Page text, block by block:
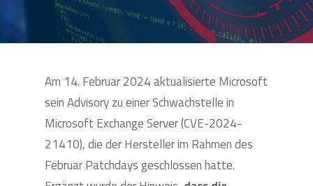
Am 14. Februar 2024 aktualisierte Microsoft
sein Advisory zu einer Schwachstelle in
Microsoft Exchange Server (CVE-2024-
21410), die der Hersteller im Rahmen des
Februar Patchdays geschlossen hatte.